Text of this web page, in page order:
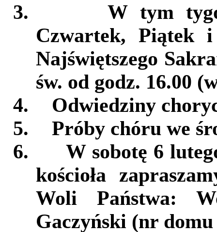
3.
W tym
Czwartek, Piątek
Najświętszego
św. od godz. 16.00
4.
Odwiedziny
5.
Próby chóru we
6.
W sobotę 6
kościoła
Woli Państwa:
Gaczyński (nr